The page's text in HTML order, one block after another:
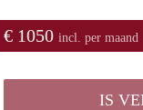
€ 1050 incl. per maand
IS